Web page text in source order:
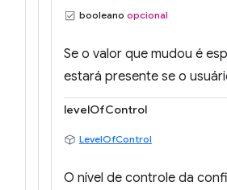
booleano opcional
Se o valor que mudou é
estará presente se o
levelOfControl
LevelOfControl
O nível de controle da